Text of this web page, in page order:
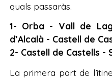
quals passaràs.
1- Orba - Vall de
d’Alcalà - Castell de
2- Castell de Castells -
La primera part de